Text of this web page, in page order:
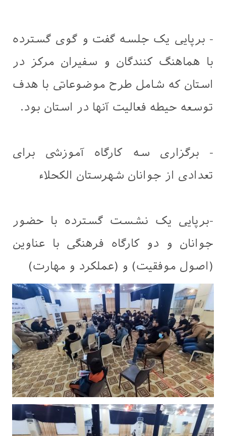
- برپایی یک جلسه گفت و گوی گسترده
با هماهنگ کنندگان و سفیران مرکز در
استان که شامل طرح موضوعاتی با هدف
توسعه حیطه فعالیت آنها در استان بود.
- برگزاری سه کارگاه آموزشی برای
تعدادی از جوانان شهرستان الكحلاء
-برپایی یک نشست گسترده با حضور
جوانان و دو کارگاه فرهنگی با عناوین
(اصول موفقیت) و (عملکرد و مهارت)